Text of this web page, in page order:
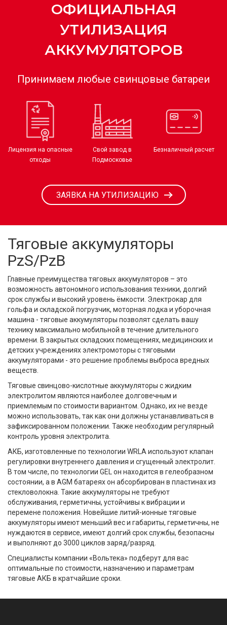
ОФИЦИАЛЬНАЯ
УТИЛИЗАЦИЯ
АККУМУЛЯТОРОВ
Принимаем любые свинцовые батареи
Лицензия на опасные
отходы
Свой завод в
Подмосковье
Безналичный расчет
ЗАЯВКА НА УТИЛИЗАЦИЮ
Тяговые аккумуляторы
PzS/PzB
Главные преимущества тяговых аккумуляторов – это
возможность автономного использования техники, долгий
срок службы и высокий уровень ёмкости. Электрокар для
гольфа и складской погрузчик, моторная лодка и уборочная
машина - тяговые аккумуляторы позволят сделать вашу
технику максимально мобильной в течение длительного
времени. В закрытых складских помещениях, медицинских и
детских учреждениях электромоторы с тяговыми
аккумуляторами - это решение проблемы выброса вредных
веществ.
Тяговые свинцово-кислотные аккумуляторы с жидким
электролитом являются наиболее долговечным и
приемлемым по стоимости вариантом. Однако, их не везде
можно использовать, так как они должны устанавливаться в
зафиксированном положении. Также необходим регулярный
контроль уровня электролита.
АКБ, изготовленные по технологии WRLA используют клапан
регулировки внутреннего давления и сгущенный электролит.
В том числе, по технологии GEL он находится в гелеобразном
состоянии, а в AGM батареях он абсорбирован в пластинах из
стекловолокна. Такие аккумуляторы не требуют
обслуживания, герметичны, устойчивы к вибрации и
перемене положения. Новейшие литий-ионные тяговые
аккумуляторы имеют меньший вес и габариты, герметичны, не
нуждаются в сервисе, имеют долгий срок службы, безопасны
и выполняют до 3000 циклов заряд/разряд.
Специалисты компании «Вольтека» подберут для вас
оптимальные по стоимости, назначению и параметрам
тяговые АКБ в кратчайшие сроки.